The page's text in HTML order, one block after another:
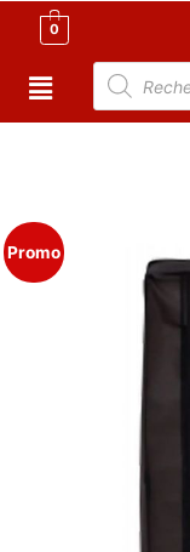
0
Promo